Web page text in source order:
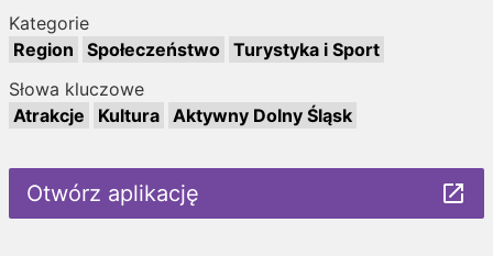
Kategorie
Region
Społeczeństwo Turystyka i Sport
Słowa kluczowe
Atrakcje
Kultura Aktywny Dolny Śląsk
Otwórz aplikację launch